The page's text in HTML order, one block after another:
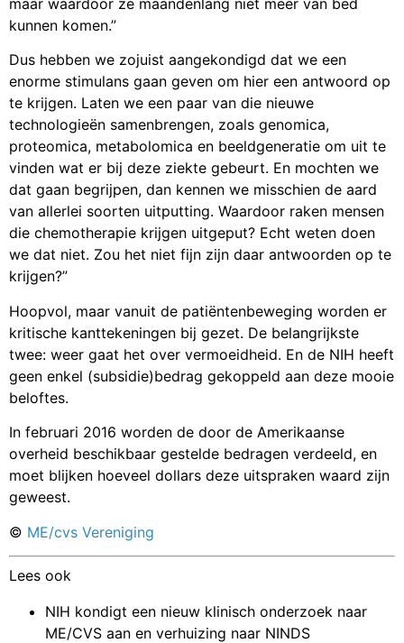
kunnen komen.”
Dus hebben we zojuist aangekondigd dat we een
enorme stimulans gaan geven om hier een antwoord op
te krijgen. Laten we een paar van die nieuwe
technologieën samenbrengen, zoals genomica,
proteomica, metabolomica en beeldgeneratie om uit te
vinden wat er bij deze ziekte gebeurt. En mochten we
dat gaan begrijpen, dan kennen we misschien de aard
van allerlei soorten uitputting. Waardoor raken mensen
die chemotherapie krijgen uitgeput? Echt weten doen
we dat niet. Zou het niet fijn zijn daar antwoorden op te
krijgen?”
Hoopvol, maar vanuit de patiëntenbeweging worden er
kritische kanttekeningen bij gezet. De belangrijkste
twee: weer gaat het over vermoeidheid. En de NIH heeft
geen enkel (subsidie)bedrag gekoppeld aan deze mooie
beloftes.
In februari 2016 worden de door de Amerikaanse
overheid beschikbaar gestelde bedragen verdeeld, en
moet blijken hoeveel dollars deze uitspraken waard zijn
geweest.
© ME/cvs Vereniging
Lees ook
NIH kondigt een nieuw klinisch onderzoek naar
ME/CVS aan en verhuizing naar NINDS